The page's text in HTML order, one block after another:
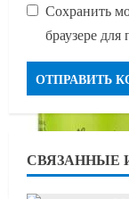
Сохранить
браузере
СВЯЗАННЫЕ